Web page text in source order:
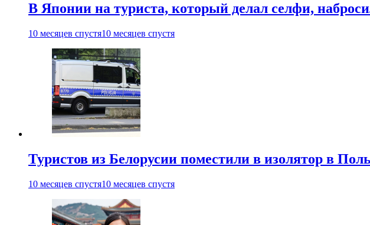
В Японии на туриста, который делал селфи,
10 месяцев спустя10 месяцев спустя
Туристов из Белорусии поместили в изолятор в
10 месяцев спустя10 месяцев спустя